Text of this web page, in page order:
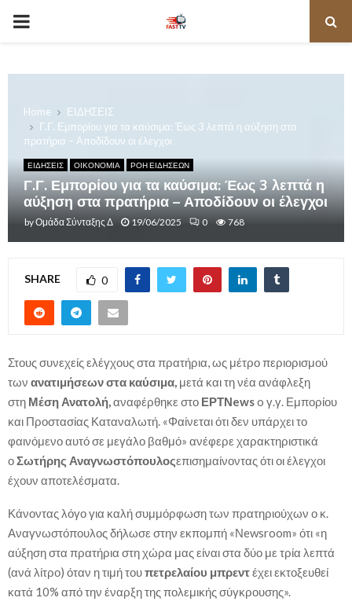
PRIMARY
Home
ΕΙΔΗΣΕΙΣ
Γ.Γ. Εμπορίου για τα καύσιμα: Έως 3 λεπτά η αύξηση στα
πρατήρια – Αποδίδουν οι έλεγχοι
ΕΙΔΗΣΕΙΣ ΟΙΚΟΝΟΜΙΑ ΡΟΗ ΕΙΔΗΣΕΩΝ
Γ.Γ. Εμπορίου για τα καύσιμα: Έως 3 λεπτά η
αύξηση στα πρατήρια – Αποδίδουν οι έλεγχοι
byΟμάδα Σύνταξης Δ 19/06/2025 0 768
SHARE 0
Στους συνεχείς ελέγχους στα πρατήρια, ως μέτρο περιορισμού
των ανατιμήσεων στα καύσιμα, μετά και τη νέα ανάφλεξη
στη Μέση Ανατολή, αναφέρθηκε στο ΕΡΤΝewso γ.γ. Εμπορίου
και Προστασίας Καταναλωτή. «Φαίνεται ότι δεν υπάρχει το
φαινόμενο αυτό σε μεγάλο βαθμό» ανέφερε χαρακτηριστικά
οΣωτήρης Αναγνωστόπουλοςεπισημαίνοντας ότι οι έλεγχοι
έχουν αποτελέσματα.
Κάνοντας λόγο για καλή συμμόρφωση των πρατηριούχων ο κ.
Αναγνωστόπουλος δήλωσε στην εκπομπή «Νewsroom» ότι «η
αύξηση στα πρατήρια στη χώρα μας είναι στα δύο με τρία λεπτά
(ανά λίτρο) όταν η τιμή τουπετρελαίου μπρεντέχει εκτοξευθεί
κατά 10% από την έναρξη της πολεμικής σύγκρουσης».